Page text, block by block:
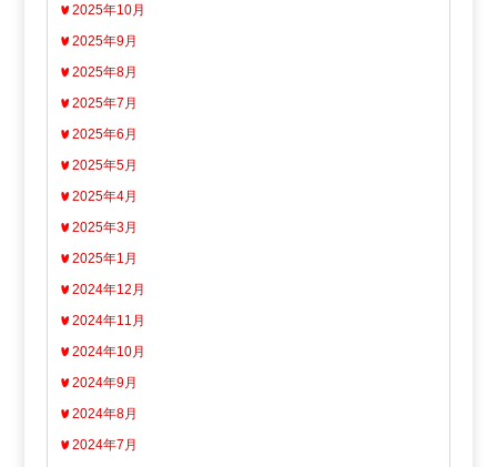
2025年10月
2025年9月
2025年8月
2025年7月
2025年6月
2025年5月
2025年4月
2025年3月
2025年1月
2024年12月
2024年11月
2024年10月
2024年9月
2024年8月
2024年7月